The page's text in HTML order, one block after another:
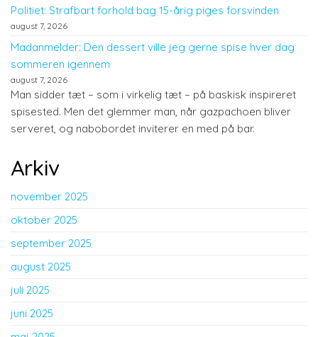
Politiet: Strafbart forhold bag 15-årig piges forsvinden
august 7, 2026
Madanmelder: Den dessert ville jeg gerne spise hver dag
sommeren igennem
august 7, 2026
Man sidder tæt – som i virkelig tæt – på baskisk inspireret
spisested. Men det glemmer man, når gazpachoen bliver
serveret, og nabobordet inviterer en med på bar.
Arkiv
november 2025
oktober 2025
september 2025
august 2025
juli 2025
juni 2025